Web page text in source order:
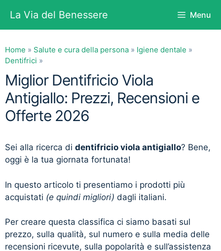
contenuto
La Via del Benessere Menu
Home » Salute e cura della persona » Igiene dentale »
Dentifrici »
Miglior Dentifricio Viola
Antigiallo: Prezzi, Recensioni e
Offerte 2026
Sei alla ricerca di dentifricio viola antigiallo? Bene,
oggi è la tua giornata fortunata!
In questo articolo ti presentiamo i prodotti più
acquistati (e quindi migliori) dagli italiani.
Per creare questa classifica ci siamo basati sul
prezzo, sulla qualità, sul numero e sulla media delle
recensioni ricevute, sulla popolarità e sull’assistenza